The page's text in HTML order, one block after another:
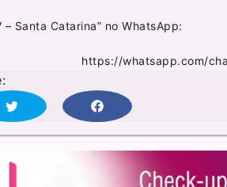
– Santa Catarina” no WhatsApp:
https://whatsapp.com/